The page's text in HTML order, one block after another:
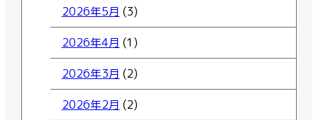
2026年5月 (3)
2026年4月 (1)
2026年3月 (2)
2026年2月 (2)